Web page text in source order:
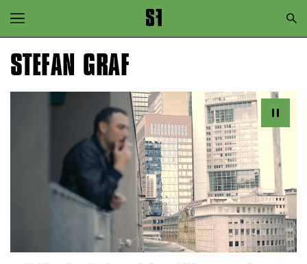
Zur Hauptnavigation springen
Zum Hauptinhalt springen
STEFAN GRAF